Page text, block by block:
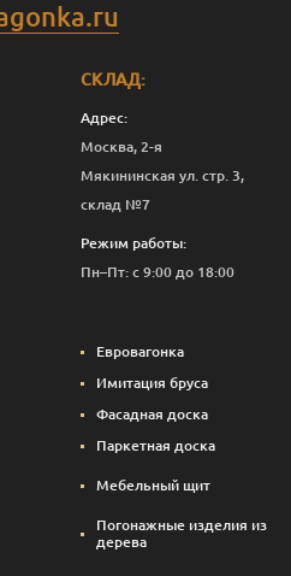
СКЛАД:
Адрес:
Москва, 2-я
Мякининская ул. стр. 3,
склад №7
Режим работы:
Пн–Пт: с 9:00 до 18:00
Евровагонка
Имитация бруса
Фасадная доска
Паркетная доска
Мебельный щит
Погонажные изделия из
дерева